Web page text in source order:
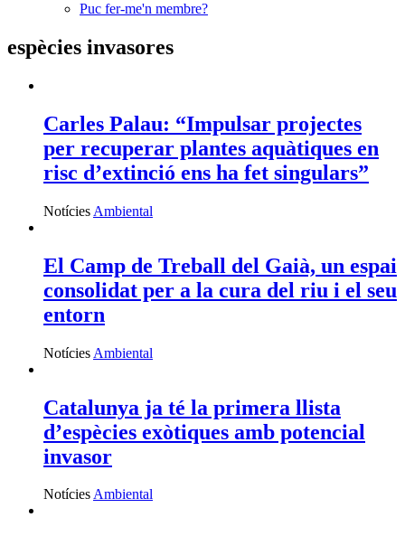
Puc fer-me'n membre?
espècies invasores
Carles Palau: “Impulsar projectes
per recuperar plantes aquàtiques en
risc d’extinció ens ha fet singulars”
Notícies Ambiental
El Camp de Treball del Gaià, un espai
consolidat per a la cura del riu i el seu
entorn
Notícies Ambiental
Catalunya ja té la primera llista
d’espècies exòtiques amb potencial
invasor
NotíciesAmbiental